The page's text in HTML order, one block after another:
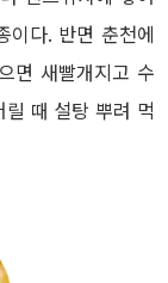
이다. 반면 춘천에
면 새빨개지고 수
때 설탕 뿌려 먹